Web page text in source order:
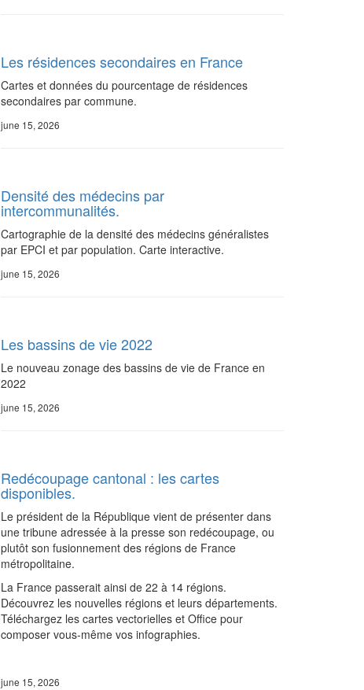
Les résidences secondaires en France
Cartes et données du pourcentage de résidences
secondaires par commune.
june 15, 2026
Densité des médecins par
intercommunalités.
Cartographie de la densité des médecins généralistes
par EPCI et par population. Carte interactive.
june 15, 2026
Les bassins de vie 2022
Le nouveau zonage des bassins de vie de France en
2022
june 15, 2026
Redécoupage cantonal : les cartes
disponibles.
Le président de la République vient de présenter dans
une tribune adressée à la presse son redécoupage, ou
plutôt son fusionnement des régions de France
métropolitaine.
La France passerait ainsi de 22 à 14 régions.
Découvrez les nouvelles régions et leurs départements.
Téléchargez les cartes vectorielles et Office pour
composer vous-même vos infographies.
june 15, 2026